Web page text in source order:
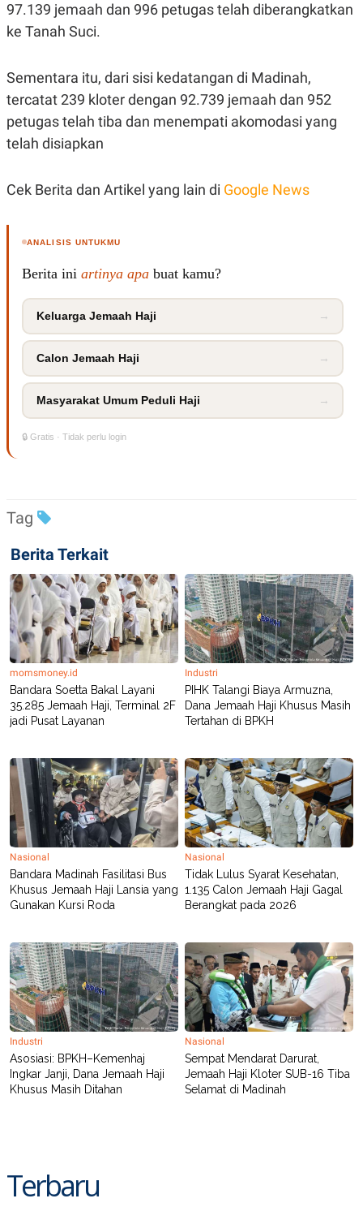
C
A
D
L
E
A
I
D
A
N
N
E
A
K
I
N
A
T
N
E
A
P
R
A
V
E
T
N
G
K
I
.
I
D
SITEMAPPROFILE TERM
OF
USE
PEDOMAN
PEMBERITAAN
SIBER
PRIVACY
97.139 jemaah dan 996 petugas telah diberangkatkan
ke Tanah Suci.
Sementara itu, dari sisi kedatangan di Madinah,
tercatat 239 kloter dengan 92.739 jemaah dan 952
petugas telah tiba dan menempati akomodasi yang
telah disiapkan
Cek Berita dan Artikel yang lain di Google News
ANALISIS UNTUKMU
Berita ini artinya apa buat kamu?
Keluarga Jemaah Haji →
Calon Jemaah Haji →
Masyarakat Umum Peduli Haji →
🔒 Gratis · Tidak perlu login
Tag
Berita Terkait
momsmoney.id
Bandara Soetta Bakal Layani
35.285 Jemaah Haji, Terminal 2F
jadi Pusat Layanan
Industri
PIHK Talangi Biaya Armuzna,
Dana Jemaah Haji Khusus Masih
Tertahan di BPKH
Nasional
Bandara Madinah Fasilitasi Bus
Khusus Jemaah Haji Lansia yang
Gunakan Kursi Roda
Nasional
Tidak Lulus Syarat Kesehatan,
1.135 Calon Jemaah Haji Gagal
Berangkat pada 2026
Industri
Asosiasi: BPKH–Kemenhaj
Ingkar Janji, Dana Jemaah Haji
Khusus Masih Ditahan
Nasional
Sempat Mendarat Darurat,
Jemaah Haji Kloter SUB-16 Tiba
Selamat di Madinah
Terbaru